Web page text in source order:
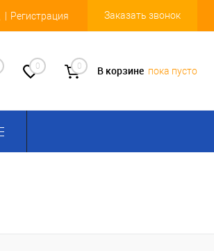
Регистрация Заказать звонок
0 0 В корзине пока пусто